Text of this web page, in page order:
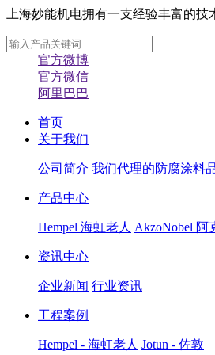
上海妙能机电拥有一支经验丰富的
官方微博
官方微信
阿里巴巴
首页
关于我们
公司简介 我们代理的防腐涂料
产品中心
Hempel 海虹老人 AkzoNobel 阿
资讯中心
企业新闻 行业资讯
工程案例
Hempel - 海虹老人 Jotun - 佐敦